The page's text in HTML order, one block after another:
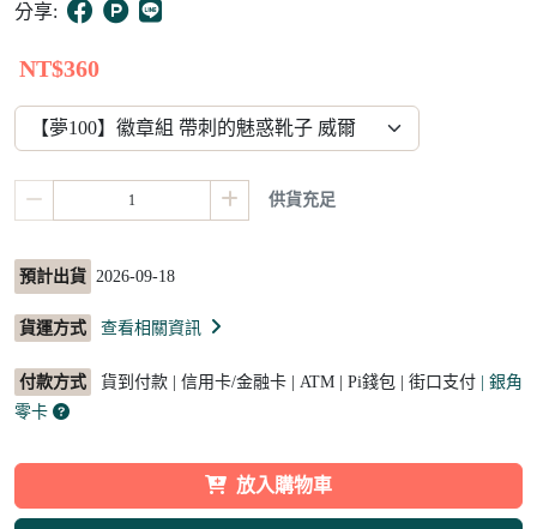
分享:
NT$360
供貨充足
預計出貨 2026-09-18
貨運方式 查看相關資訊
付款方式 貨到付款 | 信用卡/金融卡 | ATM | Pi錢包 | 街口支付
| 銀角
零卡
放入購物車